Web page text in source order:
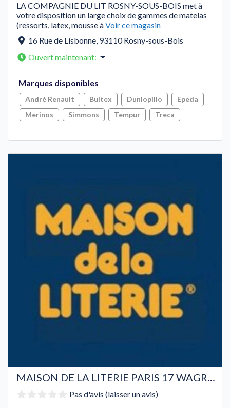
LA COMPAGNIE DU LIT ROSNY-SOUS-BOIS met à
votre disposition un large choix de gammes de matelas
(ressorts, latex, mousse àVoir ce magasin
16 Rue de Lisbonne, 93110 Rosny-sous-Bois
Ouvert maintenant:
Marques disponibles
André Renault Bultex Dunlopillo
Epeda
Merinos
Simmons Tempur Treca
MAISON DE LA LITERIE PARIS 17 WAGRAM
Pas d'avis (laisser un avis)